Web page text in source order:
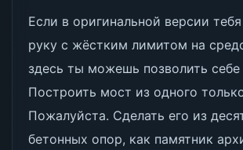
Если в оригинальной версии
руку с жёстким лимитом на
здесь ты можешь позволить себе
Построить мост из одного
Пожалуйста. Сделать его из
бетонных опор, как памятник